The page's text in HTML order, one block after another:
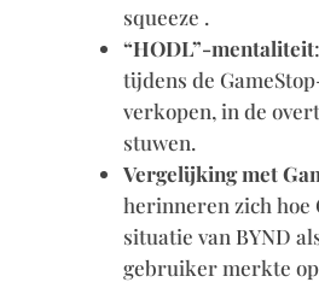
squeeze .
“HODL”-mentaliteit
tijdens de
verkopen, in de
stuwen.
Vergelijking met
herinneren zich hoe
situatie van BYND
gebruiker merkte